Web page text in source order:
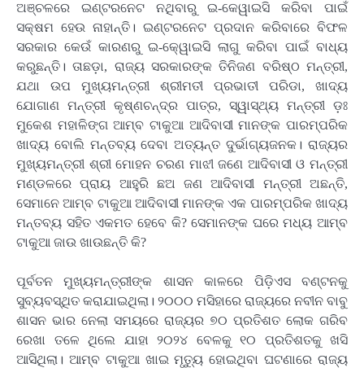
ଅଞ୍ଚଳରେ ଇଣ୍ଟରନେଟ ନଥିବାରୁ ଇ-କେୱାଇସି କରିବା ପାଇଁ
ସକ୍ଷମ ହେଉ ନାହାନ୍ତି। ଇଣ୍ଟରନେଟ ପ୍ରଦାନ କରିବାରେ ବିଫଳ
ସରକାର କେଉଁ କାରଣରୁ ଇ-କେ୍ୱାଇସି ଲାଗୁ କରିବା ପାଇଁ ବାଧ୍ୟ
କରୁଛନ୍ତି। ତାଛଡ଼ା, ରାଜ୍ୟ ସରକାରଙ୍କ ତିନିଜଣ ବରିଷ୍ଠ ମନ୍ତ୍ରୀ,
ଯଥା ଉପ ମୁଖ୍ୟମନ୍ତ୍ରୀ ଶ୍ରୀମତୀ ପ୍ରଭାତୀ ପରିଡା, ଖାଦ୍ୟ
ଯୋଗାଣ ମନ୍ତ୍ରୀ କୃଷ୍ଣଚନ୍ଦ୍ର ପାତ୍ର, ସ୍ୱାସ୍ଥ୍ୟ ମନ୍ତ୍ରୀ ଡ଼ଃ
ମୁକେଶ ମହାଳିଙ୍ଗ ଆମ୍ବ ଟାକୁଆ ଆଦିବାସୀ ମାନଙ୍କ ପାରମ୍ପରିକ
ଖାଦ୍ୟ ବୋଲି ମନ୍ତବ୍ୟ ଦେବା ଅତ୍ୟନ୍ତ ଦୁର୍ଭାଗ୍ୟଜନକ। ରାଜ୍ୟର
ମୁଖ୍ୟମନ୍ତ୍ରୀ ଶ୍ରୀ ମୋହନ ଚରଣ ମାଝୀ ଜଣେ ଆଦିବାସୀ ଓ ମନ୍ତ୍ରୀ
ମଣ୍ଡଳରେ ପ୍ରାୟ ଆହୁରି ଛଅ ଜଣ ଆଦିବାସୀ ମନ୍ତ୍ରୀ ଅଛନ୍ତି,
ସେମାନେ ଆମ୍ବ ଟାକୁଆ ଆଦିବାସୀ ମାନଙ୍କ ଏକ ପାରମ୍ପରିକ ଖାଦ୍ୟ
ମନ୍ତବ୍ୟ ସହିତ ଏକମତ ହେବେ କି? ସେମାନଙ୍କ ଘରେ ମଧ୍ୟ ଆମ୍ବ
ଟାକୁଆ ଜାଉ ଖାଉଛନ୍ତି କି?
ପୂର୍ବତନ ମୁଖ୍ୟମନ୍ତ୍ରୀଙ୍କ ଶାସନ କାଳରେ ପିଡ଼ିଏସ ବଣ୍ଟନକୁ
ସୁବ୍ୟବସ୍ଥିତ କରାଯାଇଥିଲା। ୨୦୦୦ ମସିହାରେ ରାଜ୍ୟରେ ନବୀନ ବାବୁ
ଶାସନ ଭାର ନେଲା ସମୟରେ ରାଜ୍ୟର ୭୦ ପ୍ରତିଶତ ଲୋକ ଗରିବ
ରେଖା ତଳେ ଥିଲେ ଯାହା ୨୦୨୪ ବେଳକୁ ୧୦ ପ୍ରତିଶତକୁ ଖସି
ଆସିଥିଲା। ଆମ୍ବ ଟାକୁଆ ଖାଇ ମୃତ୍ୟୁ ହୋଇଥିବା ଘଟଣାରେ ରାଜ୍ୟ